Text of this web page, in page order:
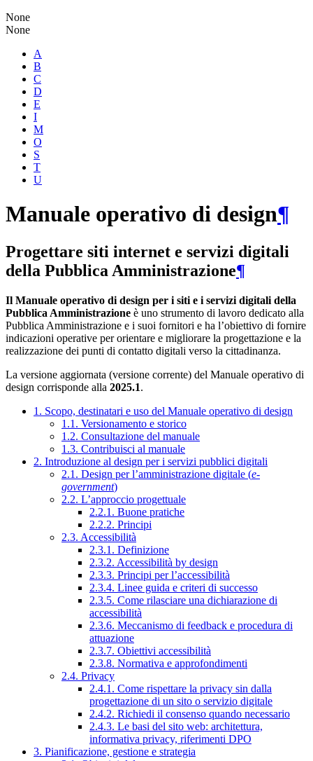
None
None
A
B
C
D
E
I
M
O
S
T
U
Manuale operativo di design¶
Progettare siti internet e servizi digitali
della Pubblica Amministrazione¶
Il Manuale operativo di design per i siti e i servizi digitali della
Pubblica Amministrazione è uno strumento di lavoro dedicato alla
Pubblica Amministrazione e i suoi fornitori e ha l’obiettivo di fornire
indicazioni operative per orientare e migliorare la progettazione e la
realizzazione dei punti di contatto digitali verso la cittadinanza.
La versione aggiornata (versione corrente) del Manuale operativo di
design corrisponde alla 2025.1.
1. Scopo, destinatari e uso del Manuale operativo di design
1.1. Versionamento e storico
1.2. Consultazione del manuale
1.3. Contribuisci al manuale
2. Introduzione al design per i servizi pubblici digitali
2.1. Design per l’amministrazione digitale (e-
government)
2.2. L’approccio progettuale
2.2.1. Buone pratiche
2.2.2. Principi
2.3. Accessibilità
2.3.1. Definizione
2.3.2. Accessibilità by design
2.3.3. Principi per l’accessibilità
2.3.4. Linee guida e criteri di successo
2.3.5. Come rilasciare una dichiarazione di
accessibilità
2.3.6. Meccanismo di feedback e procedura di
attuazione
2.3.7. Obiettivi accessibilità
2.3.8. Normativa e approfondimenti
2.4. Privacy
2.4.1. Come rispettare la privacy sin dalla
progettazione di un sito o servizio digitale
2.4.2. Richiedi il consenso quando necessario
2.4.3. Le basi del sito web: architettura,
informativa privacy, riferimenti DPO
3. Pianificazione, gestione e strategia